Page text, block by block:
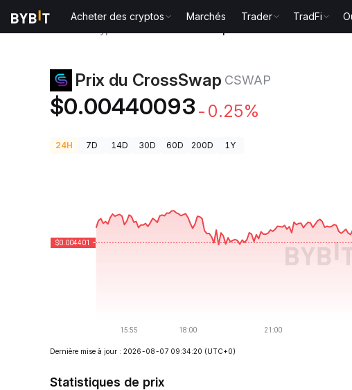
Acheter des cryptos Marchés Trader TradFi
Prix du CrossSwap CSWAP
$0.00440093 -0.25%
24H 7D 14D 30D 60D 200D 1Y
Dernière mise à jour : 2026-08-07 09:34:20 (UTC+0)
Statistiques de prix